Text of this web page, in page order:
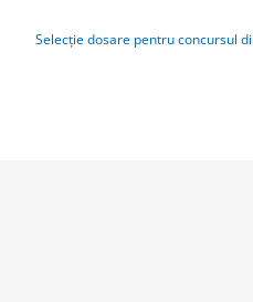
Selecție dosare pentru concursul